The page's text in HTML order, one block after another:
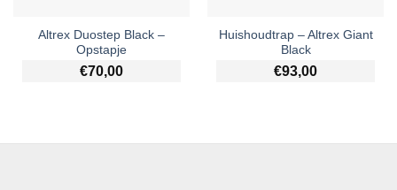
Altrex Duostep Black –
Opstapje
€70,00
Huishoudtrap – Altrex Giant
Black
€93,00